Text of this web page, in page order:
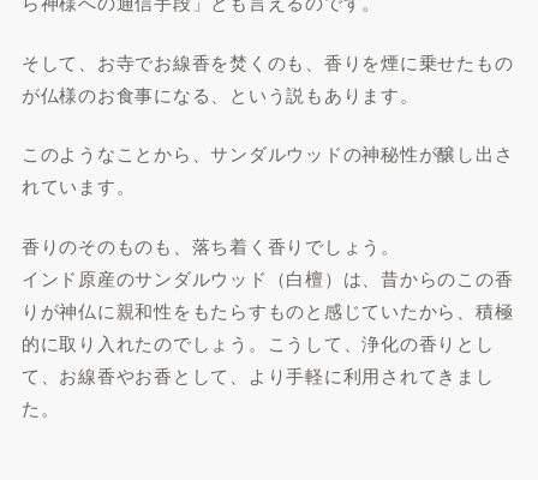
そして、お寺でお線香を焚くのも、香りを煙に乗せたもの
が仏様のお食事になる、という説もあります。
このようなことから、サンダルウッドの神秘性が醸し出さ
れています。
香りのそのものも、落ち着く香りでしょう。
インド原産のサンダルウッド（白檀）は、昔からのこの香
りが神仏に親和性をもたらすものと感じていたから、積極
的に取り入れたのでしょう。こうして、浄化の香りとし
て、お線香やお香として、より手軽に利用されてきまし
た。